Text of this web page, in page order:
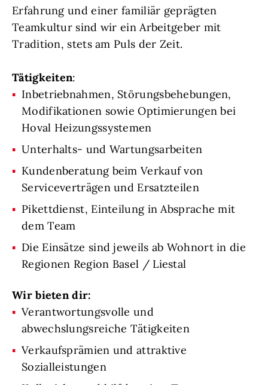
Erfahrung und einer familiär geprägten
Teamkultur sind wir ein Arbeitgeber mit
Tradition, stets am Puls der Zeit.
Tätigkeiten:
Inbetriebnahmen, Störungsbehebungen,
Modifikationen sowie Optimierungen bei
Hoval Heizungssystemen
Unterhalts- und Wartungsarbeiten
Kundenberatung beim Verkauf von
Serviceverträgen und Ersatzteilen
Pikettdienst, Einteilung in Absprache mit
dem Team
Die Einsätze sind jeweils ab Wohnort in die
Regionen Region Basel / Liestal
Wir bieten dir:
Verantwortungsvolle und
abwechslungsreiche Tätigkeiten
Verkaufsprämien und attraktive
Sozialleistungen